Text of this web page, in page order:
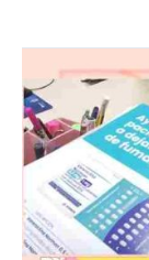
Declaracions
de
la
Dra.
Cristina
Martínez
sobre
l’augment